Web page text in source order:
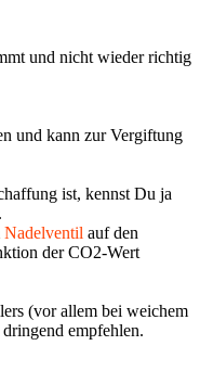
und nicht wieder richtig
und kann zur Vergiftung
ist, kennst Du ja
Nadelventil auf den
der CO2-Wert
(vor allem bei weichem
empfehlen.